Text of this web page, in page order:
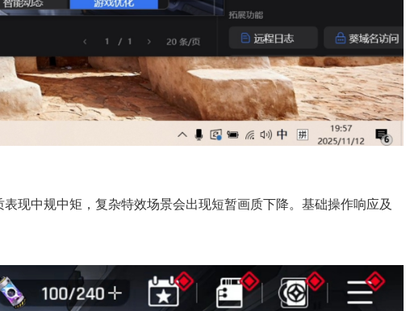
现中规中矩，复杂特效场景会出现短暂画质下降。基础操作响应及